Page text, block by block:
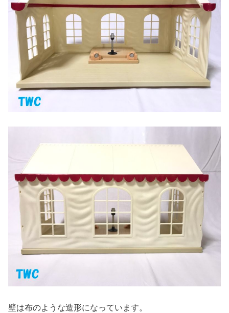
壁は布のような造形になっています。